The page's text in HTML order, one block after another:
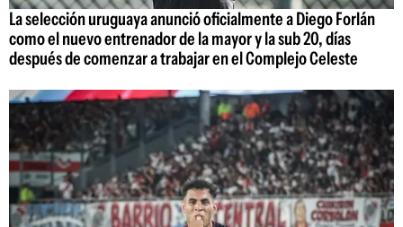
La selección uruguaya anunció oficialmente a Diego Forlán
como el nuevo entrenador de la mayor y la sub 20, días
después de comenzar a trabajar en el Complejo Celeste